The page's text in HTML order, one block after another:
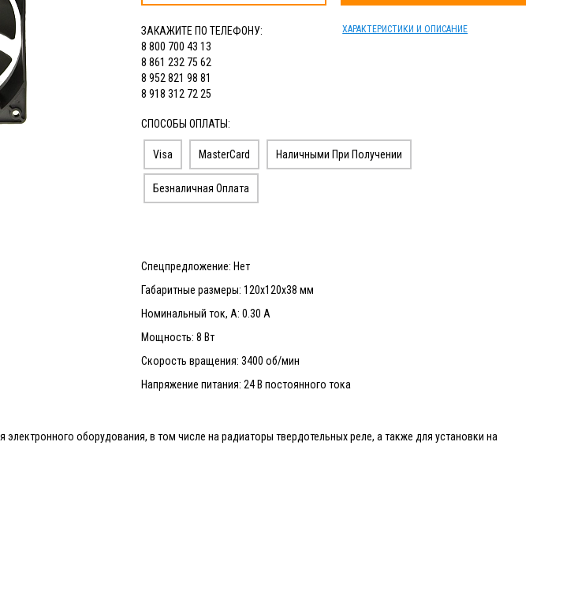
ЗАКАЖИТЕ ПО ТЕЛЕФОНУ:
8 800 700 43 13
8 861 232 75 62
8 952 821 98 81
8 918 312 72 25
ХАРАКТЕРИСТИКИ И ОПИСАНИЕ
СПОСОБЫ ОПЛАТЫ:
Visa MasterCard Наличными При Получении
Безналичная Оплата
Спецпредложение: Нет
Габаритные размеры: 120х120х38 мм
Номинальный ток, А: 0.30 А
Мощность: 8 Вт
Скорость вращения: 3400 об/мин
Напряжение питания: 24 В постоянного тока
оборудования, в том числе на радиаторы твердотельных реле, а также для установки на